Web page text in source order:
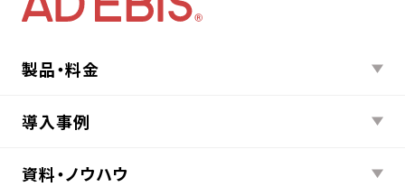
製品・料金
導入事例
資料・ノウハウ